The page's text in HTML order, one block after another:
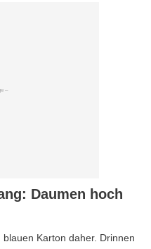
Daumen hoch
Karton daher. Drinnen